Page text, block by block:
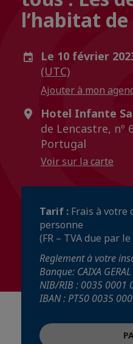
l’habitat
Le 10 février
(UTC)
Ajouter à mon
Hotel Infante
de Lencastre, nº
Portugal
Voir sur la carte
Tarif : Frais à votre
personne
(FR – TVA due par
Reglement à votre
Banque: CAIXA
NIB/RIB : 0035 0001
IBAN : PT50 0035